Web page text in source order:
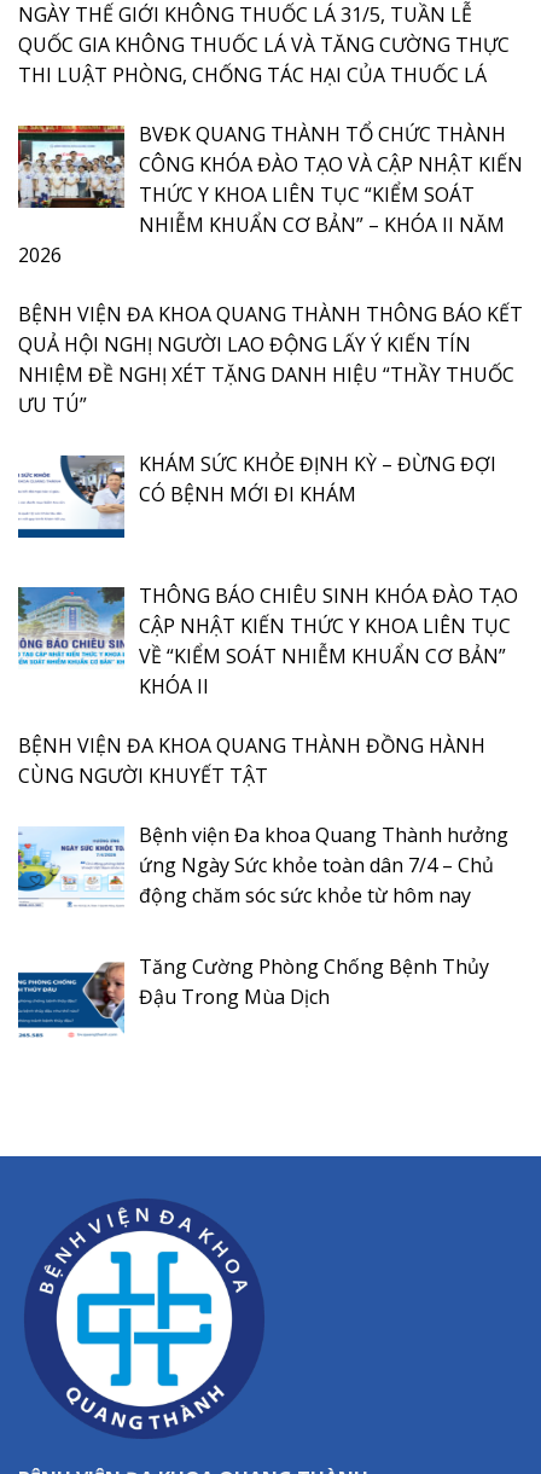
NGÀY THẾ GIỚI KHÔNG THUỐC LÁ 31/5, TUẦN LỄ
QUỐC GIA KHÔNG THUỐC LÁ VÀ TĂNG CƯỜNG THỰC
THI LUẬT PHÒNG, CHỐNG TÁC HẠI CỦA THUỐC LÁ
BVĐK QUANG THÀNH TỔ CHỨC THÀNH
CÔNG KHÓA ĐÀO TẠO VÀ CẬP NHẬT KIẾN
THỨC Y KHOA LIÊN TỤC “KIỂM SOÁT
NHIỄM KHUẨN CƠ BẢN” – KHÓA II NĂM
2026
BỆNH VIỆN ĐA KHOA QUANG THÀNH THÔNG BÁO KẾT
QUẢ HỘI NGHỊ NGƯỜI LAO ĐỘNG LẤY Ý KIẾN TÍN
NHIỆM ĐỀ NGHỊ XÉT TẶNG DANH HIỆU “THẦY THUỐC
ƯU TÚ”
KHÁM SỨC KHỎE ĐỊNH KỲ – ĐỪNG ĐỢI
CÓ BỆNH MỚI ĐI KHÁM
THÔNG BÁO CHIÊU SINH KHÓA ĐÀO TẠO
CẬP NHẬT KIẾN THỨC Y KHOA LIÊN TỤC
VỀ “KIỂM SOÁT NHIỄM KHUẨN CƠ BẢN”
KHÓA II
BỆNH VIỆN ĐA KHOA QUANG THÀNH ĐỒNG HÀNH
CÙNG NGƯỜI KHUYẾT TẬT
Bệnh viện Đa khoa Quang Thành hưởng
ứng Ngày Sức khỏe toàn dân 7/4 – Chủ
động chăm sóc sức khỏe từ hôm nay
Tăng Cường Phòng Chống Bệnh Thủy
Đậu Trong Mùa Dịch